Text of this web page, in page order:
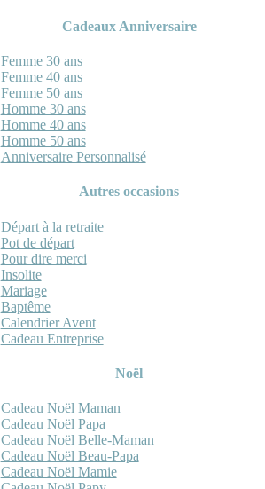
Cadeaux Anniversaire
Femme 30 ans
Femme 40 ans
Femme 50 ans
Homme 30 ans
Homme 40 ans
Homme 50 ans
Anniversaire Personnalisé
Autres occasions
Départ à la retraite
Pot de départ
Pour dire merci
Insolite
Mariage
Baptême
Calendrier Avent
Cadeau Entreprise
Noël
Cadeau Noël Maman
Cadeau Noël Papa
Cadeau Noël Belle-Maman
Cadeau Noël Beau-Papa
Cadeau Noël Mamie